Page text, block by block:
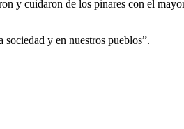
y cuidaron de los pinares con el
sociedad y en nuestros pueblos”.